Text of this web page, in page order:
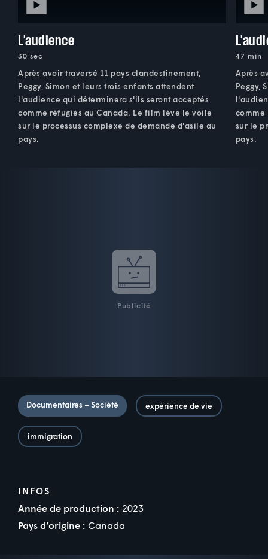
L'audience
30 sec
Après avoir traversé 11 pays clandestinement,
Peggy, Simon et leurs trois enfants attendent
l'audience qui déterminera s'ils seront acceptés
comme réfugiés au Canada. Le film lève le voile
sur le processus complexe de demande d'asile au
pays.
47 min
Après
Peggy,
comme
sur le
pays.
Publicité
Documentaires – Société expérience de vie
immigration
INFOS
Année de production : 2023
Pays d’origine : Canada